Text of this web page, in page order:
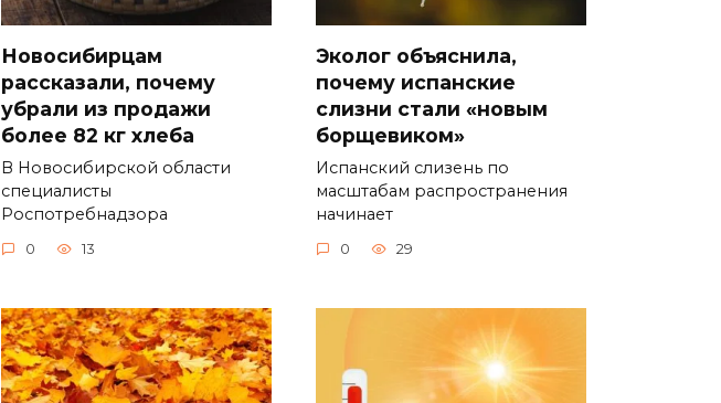
Новосибирцам
рассказали, почему
убрали из продажи
более 82 кг хлеба
В Новосибирской области
специалисты
Роспотребнадзора
0 13
Эколог объяснила,
почему испанские
слизни стали «новым
борщевиком»
Испанский слизень по
масштабам распространения
начинает
0 29